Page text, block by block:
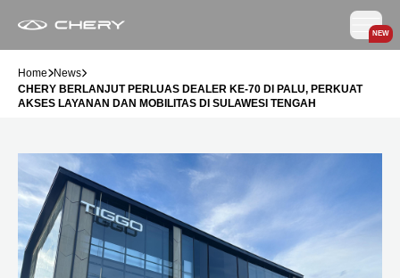
NEW
Home News
CHERY BERLANJUT PERLUAS DEALER KE-70 DI PALU, PERKUAT
AKSES LAYANAN DAN MOBILITAS DI SULAWESI TENGAH